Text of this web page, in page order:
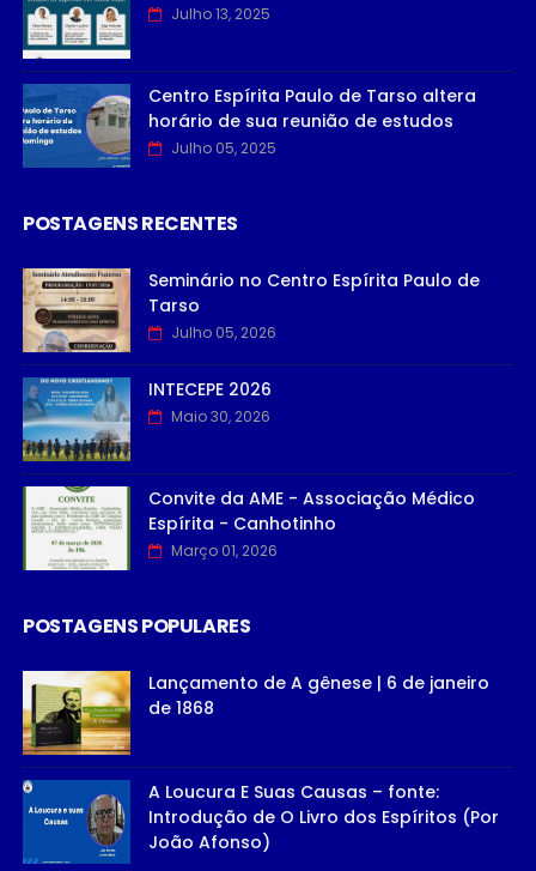
Julho 13, 2025
Centro Espírita Paulo de Tarso altera
horário de sua reunião de estudos
Julho 05, 2025
POSTAGENS RECENTES
Seminário no Centro Espírita Paulo de
Tarso
Julho 05, 2026
INTECEPE 2026
Maio 30, 2026
Convite da AME - Associação Médico
Espírita - Canhotinho
Março 01, 2026
POSTAGENS POPULARES
Lançamento de A gênese | 6 de janeiro
de 1868
A Loucura E Suas Causas – fonte:
Introdução de O Livro dos Espíritos (Por
João Afonso)